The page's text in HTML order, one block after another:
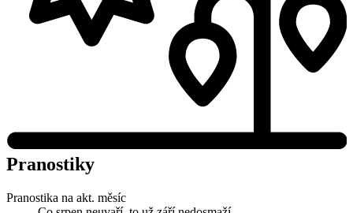
Pranostiky
Pranostika na akt. měsíc